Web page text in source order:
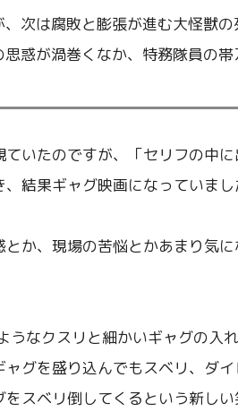
次は腐敗と膨張が進む大怪獣
惑が渦巻くなか、特務隊員の
いたのですが、「セリフの中
結果ギャグ映画になっていまし
とか、現場の苦悩とかあまり気
うなクスリと細かいギャグの入
グを盛り込んでもスベリ、ダ
をスベリ倒してくるという新しい